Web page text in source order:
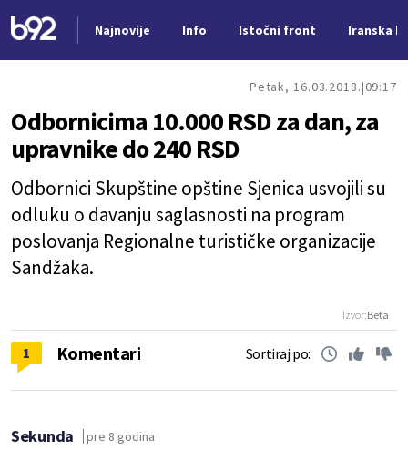
Najnovije Info Istočni front Iranska
Petak, 16.03.2018. 09:17
Odbornicima 10.000 RSD za dan, za
upravnike do 240 RSD
Odbornici Skupštine opštine Sjenica usvojili su
odluku o davanju saglasnosti na program
poslovanja Regionalne turističke organizacije
Sandžaka.
Izvor:Beta
1 Komentari Sortiraj po:
Sekunda pre 8 godina